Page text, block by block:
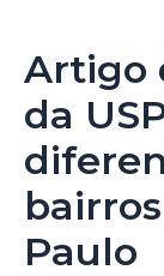
Artigo
da
Paulo